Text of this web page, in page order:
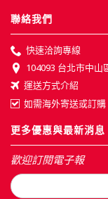
聯絡我們
快速洽詢專線
104093 台北市中山
運送方式介紹
如需海外寄送或訂
更多優惠與最新消息
歡迎訂閱電子報